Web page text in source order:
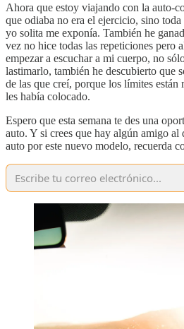
Ahora que estoy viajando con la auto-
que odiaba no era el ejercicio, sino
yo solita me exponía. También he
vez no hice todas las repeticiones pero
empezar a escuchar a mi cuerpo, no
lastimarlo, también he descubierto que
de las que creí, porque los límites
les había colocado.
Espero que esta semana te des una
auto. Y si crees que hay algún amigo al
auto por este nuevo modelo, recuerda